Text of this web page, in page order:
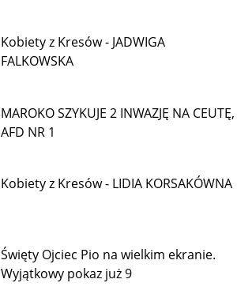
Kobiety z Kresów - JADWIGA
FALKOWSKA
MAROKO SZYKUJE 2 INWAZJĘ NA CEUTĘ,
AFD NR 1
Kobiety z Kresów - LIDIA KORSAKÓWNA
Święty Ojciec Pio na wielkim ekranie.
Wyjątkowy pokaz już 9